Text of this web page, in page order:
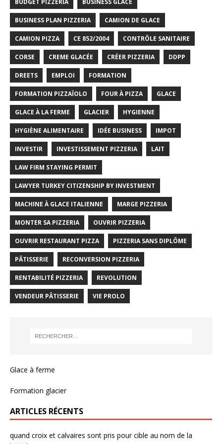
BUDGET PIZZERIA BUSINESS GLACE
BUSINESS PLAN PIZZERIA CAMION DE GLACE
CAMION PIZZA CE 852/2004 CONTRÔLE SANITAIRE
CORSE CREME GLACÉE CRÉER PIZZERIA DDPP
DREETS EMPLOI FORMATION
FORMATION PIZZAÏOLO FOUR À PIZZA GLACE
GLACE À LA FERME GLACIER HYGIENNE
HYGIÈNE ALIMENTAIRE IDÉE BUSINESS IMPOT
INVESTIR INVESTISSEMENT PIZZERIA LAIT
LAW FIRM STAYING PERMIT
LAWYER TURKEY CITIZENSHIP BY INVESTMENT
MACHINE À GLACE ITALIENNE MARGE PIZZERIA
MONTER SA PIZZERIA OUVRIR PIZZERIA
OUVRIR RESTAURANT PIZZA PIZZERIA SANS DIPLÔME
PÂTISSERIE RECONVERSION PIZZERIA
RENTABILITÉ PIZZERIA REVOLUTION
VENDEUR PÂTISSERIE VIE PROLO
Glace à ferme
Formation glacier
ARTICLES RÉCENTS
quand croix et calvaires sont pris pour cible au nom de la